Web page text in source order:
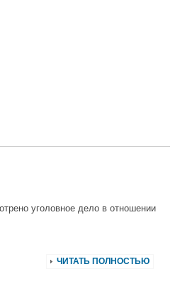
уголовное дело в отношении
ЧИТАТЬ ПОЛНОСТЬЮ